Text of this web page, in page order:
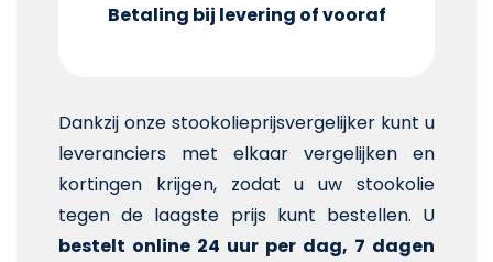
Betaling bij levering of vooraf
Dankzij onze stookolieprijsvergelijker kunt u
leveranciers met elkaar vergelijken en
kortingen krijgen, zodat u uw stookolie
tegen de laagste prijs kunt bestellen. U
bestelt online 24 uur per dag, 7 dagen